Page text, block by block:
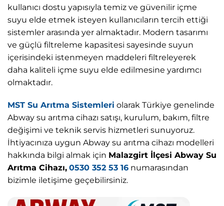
kullanıcı dostu yapısıyla temiz ve güvenilir içme
suyu elde etmek isteyen kullanıcıların tercih ettiği
sistemler arasında yer almaktadır. Modern tasarımı
ve güçlü filtreleme kapasitesi sayesinde suyun
içerisindeki istenmeyen maddeleri filtreleyerek
daha kaliteli içme suyu elde edilmesine yardımcı
olmaktadır.
MST Su Arıtma Sistemleri olarak Türkiye genelinde
Abway su arıtma cihazı satışı, kurulum, bakım, filtre
değişimi ve teknik servis hizmetleri sunuyoruz.
İhtiyacınıza uygun Abway su arıtma cihazı modelleri
hakkında bilgi almak için Malazgirt İlçesi Abway Su
Arıtma Cihazı, 0530 352 53 16 numarasından
bizimle iletişime geçebilirsiniz.